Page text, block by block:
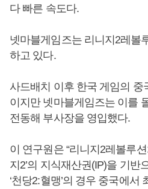
다 빠른 속도다.
넷마블게임즈는 리니지2레볼
하고 있다.
사드배치 이후 한국 게임의 중
이지만 넷마블게임즈는 이를
전동해 부사장을 영입했다.
이 연구원은 “리니지2레볼루
지2’의 지식재산권(IP)을 기반
‘천당2:혈맹’의 경우 중국에서